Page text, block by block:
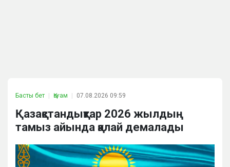
Басты бет Қоғам 07.08.2026 09:59
Қазақстандықтар 2026 жылдың
тамыз айында қалай демалады